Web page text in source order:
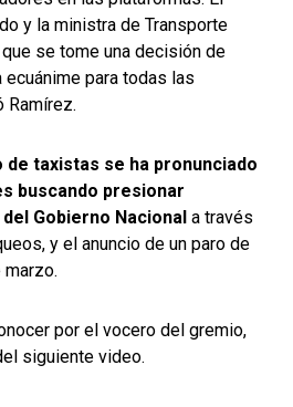
y la ministra de Transporte
se tome una decisión de
para todas las
Ramírez.
de taxistas se ha pronunciado
buscando presionar
Gobierno Nacional a través
y el anuncio de un paro de
por el vocero del gremio,
siguiente video.